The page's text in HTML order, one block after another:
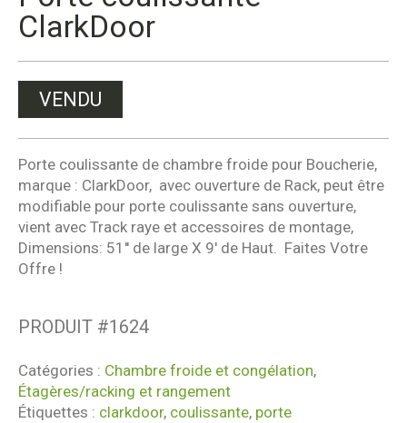
ClarkDoor
VENDU
Porte coulissante de chambre froide pour Boucherie,
marque : ClarkDoor, avec ouverture de Rack, peut être
modifiable pour porte coulissante sans ouverture,
vient avec Track raye et accessoires de montage,
Dimensions: 51'' de large X 9' de Haut. Faites Votre
Offre !
PRODUIT #1624
Catégories : Chambre froide et congélation,
Étagères/racking et rangement
Étiquettes : clarkdoor, coulissante, porte